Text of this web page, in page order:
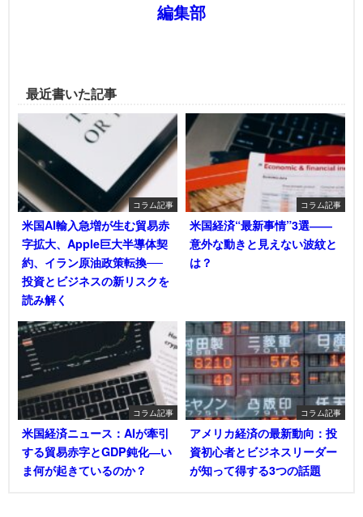
編集部
最近書いた記事
コラム記事
米国AI輸入急増が生む貿易赤
字拡大、Apple巨大半導体契
約、イラン原油政策転換──
投資とビジネスの新リスクを
読み解く
コラム記事
米国経済“最新事情”3選――
意外な動きと見えない波紋と
は？
コラム記事
米国経済ニュース：AIが牽引
する貿易赤字とGDP鈍化―い
ま何が起きているのか？
コラム記事
アメリカ経済の最新動向：投
資初心者とビジネスリーダー
が知って得する3つの話題